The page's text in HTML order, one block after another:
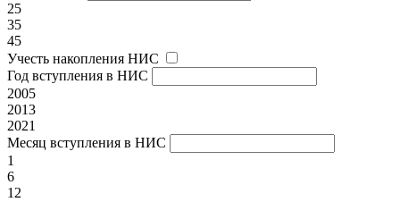
25
35
45
Учесть накопления НИС
Год вступления в НИС
2005
2013
2021
Месяц вступления в НИС
1
6
12